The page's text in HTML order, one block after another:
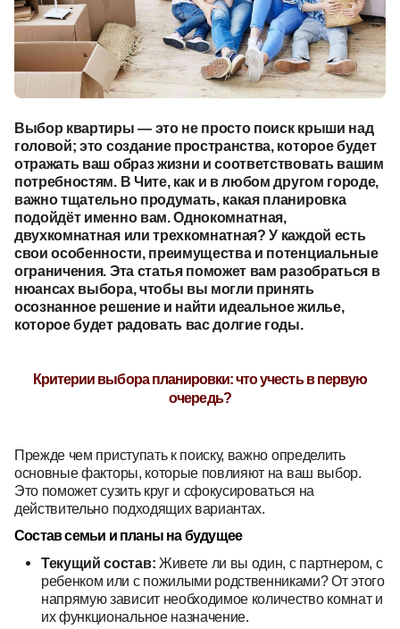
Выбор квартиры — это не просто поиск крыши над
головой; это создание пространства, которое будет
отражать ваш образ жизни и соответствовать вашим
потребностям. В Чите, как и в любом другом городе,
важно тщательно продумать, какая планировка
подойдёт именно вам. Однокомнатная,
двухкомнатная или трехкомнатная? У каждой есть
свои особенности, преимущества и потенциальные
ограничения. Эта статья поможет вам разобраться в
нюансах выбора, чтобы вы могли принять
осознанное решение и найти идеальное жилье,
которое будет радовать вас долгие годы.
Критерии выбора планировки: что учесть в первую
очередь?
Прежде чем приступать к поиску, важно определить
основные факторы, которые повлияют на ваш выбор.
Это поможет сузить круг и сфокусироваться на
действительно подходящих вариантах.
Состав семьи и планы на будущее
Текущий состав: Живете ли вы один, с партнером, с
ребенком или с пожилыми родственниками? От этого
напрямую зависит необходимое количество комнат и
их функциональное назначение.